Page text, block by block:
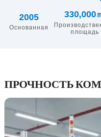
2005
Основанная
330,000
площадь
ПРОЧНОСТЬ